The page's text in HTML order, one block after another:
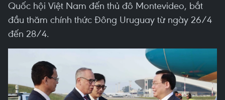
Quốc hội Việt Nam đến thủ đô Montevideo, bắt
đầu thăm chính thức Đông Uruguay từ ngày 26/4
đến 28/4.